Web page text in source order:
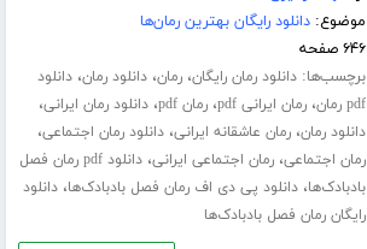
موضوع:دانلود رایگان بهترین رمان‌ها
۶۴۶ صفحه
برچسب‌ها:دانلود رمان رایگان،رمان،دانلود رمان،دانلود
pdf رمان
،رمان ایرانی pdf ،رمان pdf ،دانلود رمان ایرانی،
دانلود رمان،رمان عاشقانه ایرانی،دانلود رمان اجتماعی،
رمان اجتماعی،رمان اجتماعی ایرانی،
دانلود pdf رمان فصل
بادبادک‌ها،دانلود پی دی اف رمان فصل بادبادک‌ها،دانلود
رایگان رمان فصل بادبادک‌ها